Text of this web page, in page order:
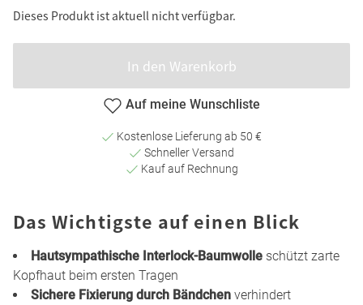
Dieses Produkt ist aktuell nicht verfügbar.
In den Warenkorb
Auf meine Wunschliste
Kostenlose Lieferung ab 50 €
Schneller Versand
Kauf auf Rechnung
Das Wichtigste auf einen Blick
Hautsympathische Interlock-Baumwolle schützt zarte
Kopfhaut beim ersten Tragen
Sichere Fixierung durch Bändchen verhindert